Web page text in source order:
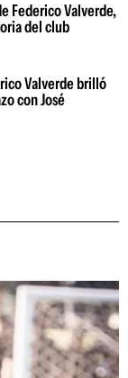
Federico Valverde,
del club
Valverde brilló
con José